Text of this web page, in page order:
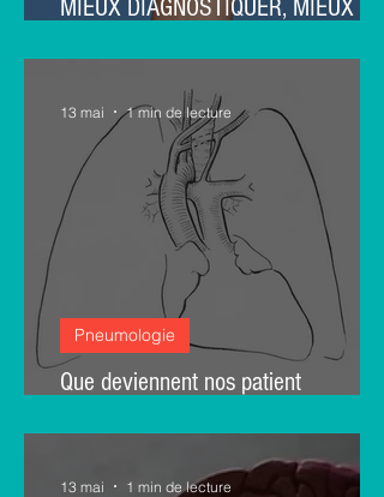
MIEUX DIAGNOSTIQUER, MIEUX
Que deviennent nos patient
Pneumologie
13 mai 1 min de lecture
13 mai 1 min de lecture